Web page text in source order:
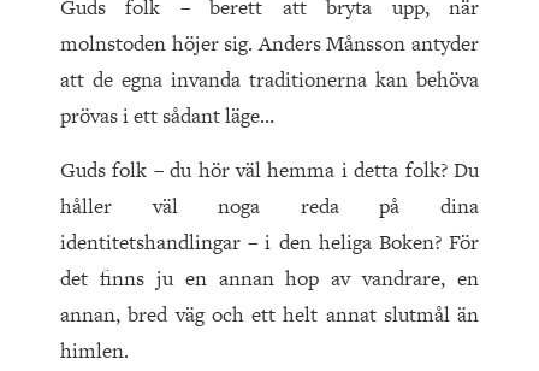
Guds folk – berett att bryta upp, när
molnstoden höjer sig. Anders Månsson antyder
att de egna invanda traditionerna kan behöva
prövas i ett sådant läge…
Guds folk – du hör väl hemma i detta folk? Du
håller väl noga reda på dina
identitetshandlingar – i den heliga Boken? För
det finns ju en annan hop av vandrare, en
annan, bred väg och ett helt annat slutmål än
himlen.